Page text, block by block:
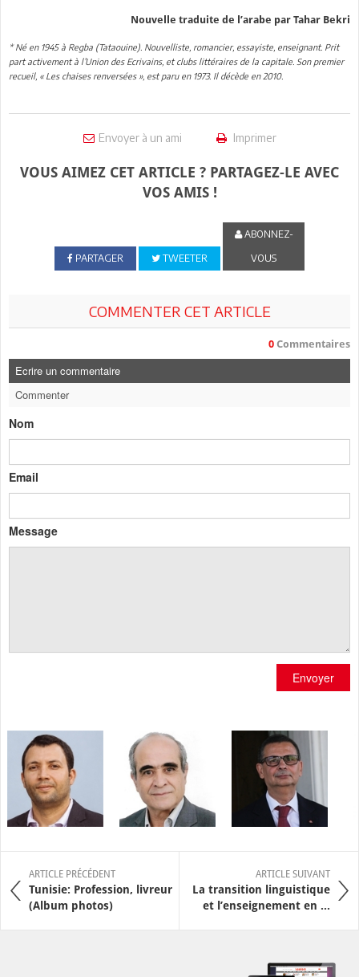
Nouvelle traduite de l’arabe par Tahar Bekri
* Né en 1945 à Regba (Tataouine). Nouvelliste, romancier, essayiste, enseignant. Prit
part activement à l’Union des Ecrivains, et clubs littéraires de la capitale. Son premier
recueil, « Les chaises renversées », est paru en 1973. Il décède en 2010.
Envoyer à un ami Imprimer
VOUS AIMEZ CET ARTICLE ? PARTAGEZ-LE AVEC
VOS AMIS !
PARTAGER TWEETER
ABONNEZ-
VOUS
COMMENTER CET ARTICLE
0 Commentaires
Ecrire un commentaire
Commenter
Nom
Email
Message
Envoyer
ARTICLE PRÉCÉDENT
Tunisie: Profession, livreur
(Album photos)
ARTICLE SUIVANT
La transition linguistique
et l’enseignement en ...